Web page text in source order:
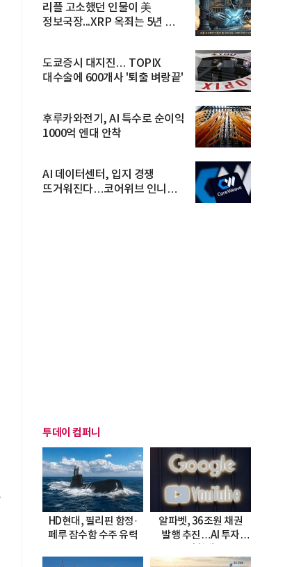
리플 고소했던 인물이 美
정보국장...XRP 옥죄는 5년 법적
도쿄증시 대지진… TOPIX
대수술에 600개사 '퇴출 벼랑끝'
후루카와전기, AI 특수로 순이익
1000억 엔대 안착
AI 데이터센터, 입지 경쟁
뜨거워진다…코어위브 인니
투데이 컴퍼니
HD현대, 필리핀 함정·
페루 잠수함 수주 유력
알파벳, 36조원 채권
발행 추진…AI 투자